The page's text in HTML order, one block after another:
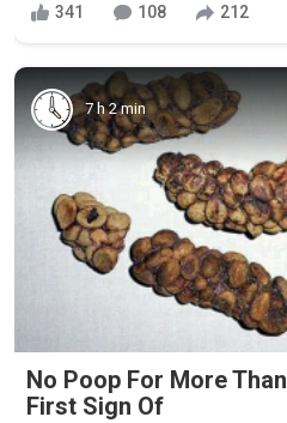
341 108 212
7 h 2 min
No Poop For More
First Sign Of